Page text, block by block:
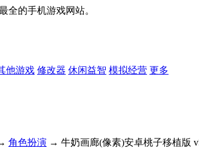
全的手机游戏网站。
他游戏 修改器 休闲益智 模拟经营 更多
角色扮演 → 牛奶画廊(像素)安卓桃子移植版